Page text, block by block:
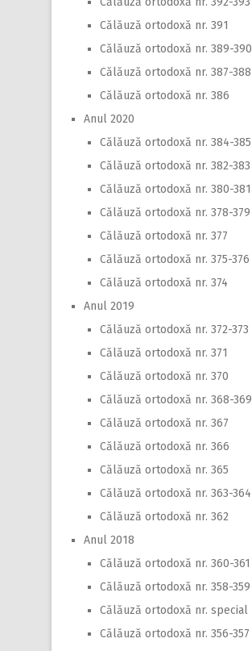
Călăuză ortodoxă nr. 391
Călăuză ortodoxă nr. 389-390
Călăuză ortodoxă nr. 387-388
Călăuză ortodoxă nr. 386
Anul 2020
Călăuză ortodoxă nr. 384-385
Călăuză ortodoxă nr. 382-383
Călăuză ortodoxă nr. 380-381
Călăuză ortodoxă nr. 378-379
Călăuză ortodoxă nr. 377
Călăuză ortodoxă nr. 375-376
Călăuză ortodoxă nr. 374
Anul 2019
Călăuză ortodoxă nr. 372-373
Călăuză ortodoxă nr. 371
Călăuză ortodoxă nr. 370
Călăuză ortodoxă nr. 368-369
Călăuză ortodoxă nr. 367
Călăuză ortodoxă nr. 366
Călăuză ortodoxă nr. 365
Călăuză ortodoxă nr. 363-364
Călăuză ortodoxă nr. 362
Anul 2018
Călăuză ortodoxă nr. 360-361
Călăuză ortodoxă nr. 358-359
Călăuză ortodoxă nr. special
Călăuză ortodoxă nr. 356-357